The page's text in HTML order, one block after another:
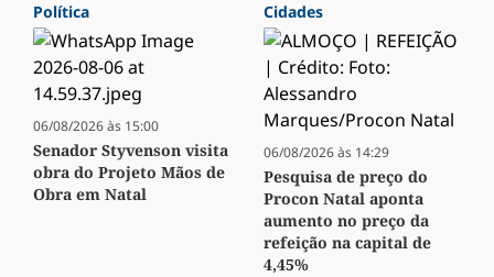
Política
06/08/2026 às 15:00
Senador Styvenson visita
obra do Projeto Mãos de
Obra em Natal
Cidades
06/08/2026 às 14:29
Pesquisa de preço do
Procon Natal aponta
aumento no preço da
refeição na capital de
4,45%